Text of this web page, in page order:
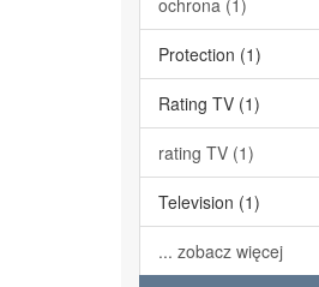
ochrona (1)
Protection (1)
Rating TV (1)
rating TV (1)
Television (1)
... zobacz więcej